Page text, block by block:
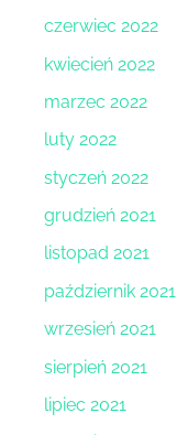
czerwiec 2022
kwiecień 2022
marzec 2022
luty 2022
styczeń 2022
grudzień 2021
listopad 2021
październik 2021
wrzesień 2021
sierpień 2021
lipiec 2021